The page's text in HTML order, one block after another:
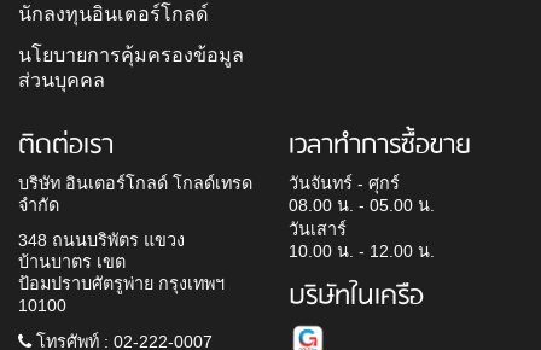
นักลงทุนอินเตอร์โกลด์
นโยบายการคุ้มครองข้อมูล
ส่วนบุคคล
ติดต่อเรา
บริษัท อินเตอร์โกลด์ โกลด์เทรด
จำกัด
348 ถนนบริพัตร แขวง
บ้านบาตร เขต
ป้อมปราบศัตรูพ่าย กรุงเทพฯ
10100
โทรศัพท์ : 02-222-0007
เวลาทำการซื้อขาย
วันจันทร์ - ศุกร์
08.00 น. - 05.00 น.
วันเสาร์
10.00 น. - 12.00 น.
บริษัทในเครือ